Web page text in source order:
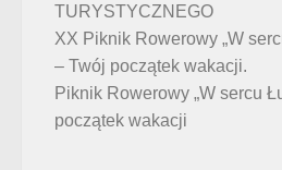
TURYSTYCZNEGO
XX Piknik Rowerowy „W
– Twój początek wakacji.
Piknik Rowerowy „W sercu
początek wakacji